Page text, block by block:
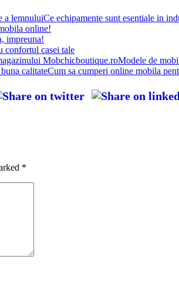
Ce echipamente sunt esentiale in
online!
impreuna!
confortul casei tale
Modele de
Cum sa cumperi online mobila
*